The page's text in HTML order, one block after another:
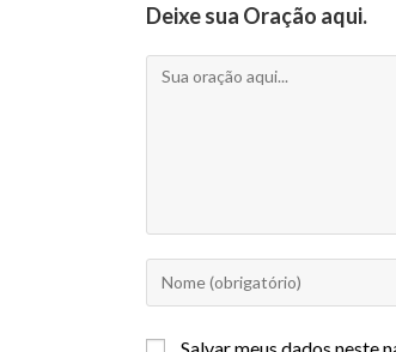
Deixe sua Oração aqui.
Salvar meus dados neste